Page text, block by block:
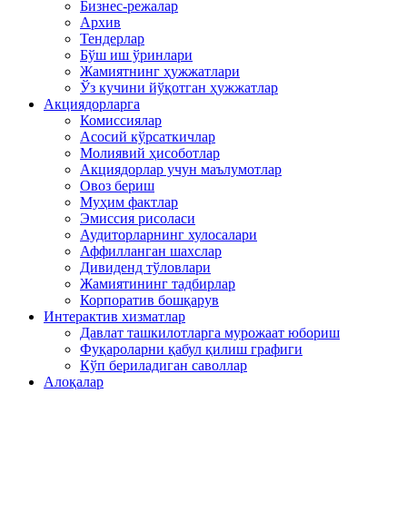
Бизнес-режалар
Архив
Тендерлар
Бўш иш ўринлари
Жамиятнинг ҳужжатлари
Ўз кучини йўқотган ҳужжатлар
Акциядорларга
Комиссиялар
Асосий кўрсаткичлар
Молиявий ҳисоботлар
Акциядорлар учун маълумотлар
Овоз бериш
Муҳим фактлар
Эмиссия рисоласи
Аудиторларнинг хулосалари
Аффилланган шахслар
Дивиденд тўловлари
Жамиятининг тадбирлар
Корпоратив бошқарув
Интерактив хизматлар
Давлат ташкилотларга мурожаат юбориш
Фуқароларни қабул қилиш графиги
Кўп бериладиган саволлар
Алоқалар